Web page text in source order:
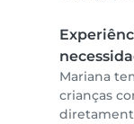
Mariana
crianças